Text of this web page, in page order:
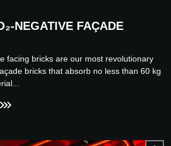
NEGATIVE FAÇADE
facing bricks are our most revolutionary
bricks that absorb no less than 60 kg